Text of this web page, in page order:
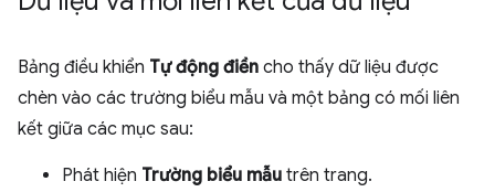
Bảng điều khiển Tự động điền cho thấy dữ liệu được
chèn vào các trường biểu mẫu và một bảng có mối liên
kết giữa các mục sau:
Phát hiện Trường biểu mẫu trên trang.